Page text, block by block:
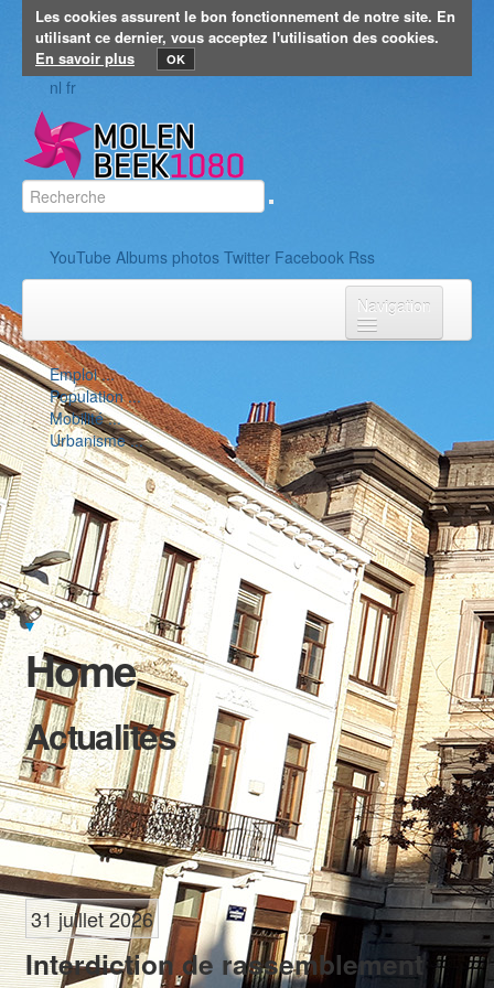
Les cookies assurent le bon fonctionnement de notre site. En
utilisant ce dernier, vous acceptez l'utilisation des cookies.
En savoir plus
OK
nl fr
YouTube Albums photos Twitter Facebook Rss
Navigation
Accueil
Vie politique
Collège Conseil
Déclaration de politique communale 2024-2030 et 2018-2024
Budgets communaux et comptes annuels Transparence
Rapports annuels du Collège sur l'Administration et la situation de
la Commune
Élections
Emploi ...
Population ...
Mobilité ...
Urbanisme ...
▼
Home
Actualités
31 juillet 2026
Interdiction de rassemblement